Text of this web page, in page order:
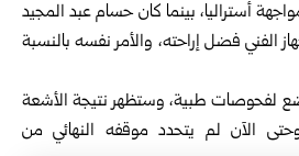
أستراليا، بينما كان حسام عبد المجيد
الفني فضل إراحته، والأمر نفسه بالنسبة
لفحوصات طبية، وستظهر نتيجة الأشعة
الآن لم يتحدد موقفه النهائي من